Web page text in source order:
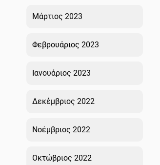
Μάρτιος 2023
Φεβρουάριος 2023
Ιανουάριος 2023
Δεκέμβριος 2022
Νοέμβριος 2022
Οκτώβριος 2022